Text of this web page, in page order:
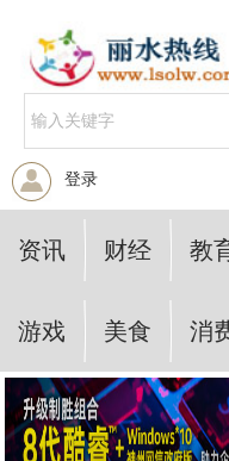
登录
资讯 财经 教
游戏 美食 消